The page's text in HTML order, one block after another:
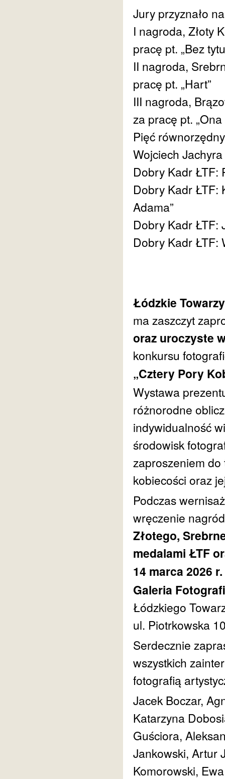
Jury przyznało
I nagroda, Złoty
pracę pt. „Bez
II nagroda,
pracę pt. „Hart”
III nagroda,
za pracę pt. „Ona
Pięć
Wojciech
Dobry Kadr ŁTF:
Dobry Kadr ŁTF:
Adama”
Dobry Kadr ŁTF:
Dobry Kadr ŁTF:
Łódzkie
ma zaszczyt
oraz uroczyste
konkursu
„Cztery Pory
Wystawa
różnorodne
indywidualność
środowisk
zaproszeniem
kobiecości oraz
Podczas
wręczenie
Złotego,
medalami ŁTF
14 marca 2026
Galeria
Łódzkiego
ul. Piotrkowska
Serdecznie
wszystkich
fotografią
Jacek Boczar,
Katarzyna
Guściora,
Jankowski, Artur
Komorowski,